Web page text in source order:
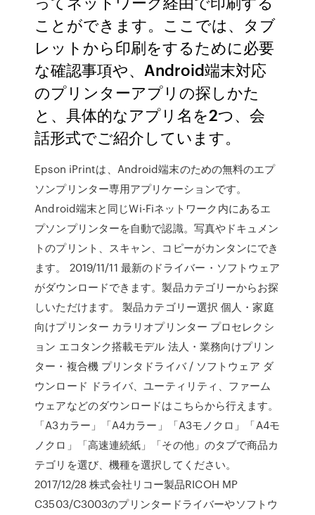
ことができます。ここでは、タブ
レットから印刷をするために必要
な確認事項や、Android端末対応
のプリンターアプリの探しかた
と、具体的なアプリ名を2つ、会
話形式でご紹介しています。
Epson iPrintは、Android端末のための無料のエプ
ソンプリンター専用アプリケーションです。
Android端末と同じWi-Fiネットワーク内にあるエ
プソンプリンターを自動で認識。写真やドキュメン
トのプリント、スキャン、コピーがカンタンにでき
ます。 2019/11/11 最新のドライバー・ソフトウェア
がダウンロードできます。製品カテゴリーからお探
しいただけます。 製品カテゴリー選択 個人・家庭
向けプリンター カラリオプリンター プロセレクシ
ョン エコタンク搭載モデル 法人・業務向けプリン
ター・複合機 プリンタドライバ / ソフトウェア ダ
ウンロード ドライバ、ユーティリティ、ファーム
ウェアなどのダウンロードはこちらから行えます。
「A3カラー」「A4カラー」「A3モノクロ」「A4モ
ノクロ」「高速連続紙」「その他」のタブで商品カ
テゴリを選び、機種を選択してください。
2017/12/28 株式会社リコー製品RICOH MP
C3503/C3003のプリンタードライバーやソフトウ